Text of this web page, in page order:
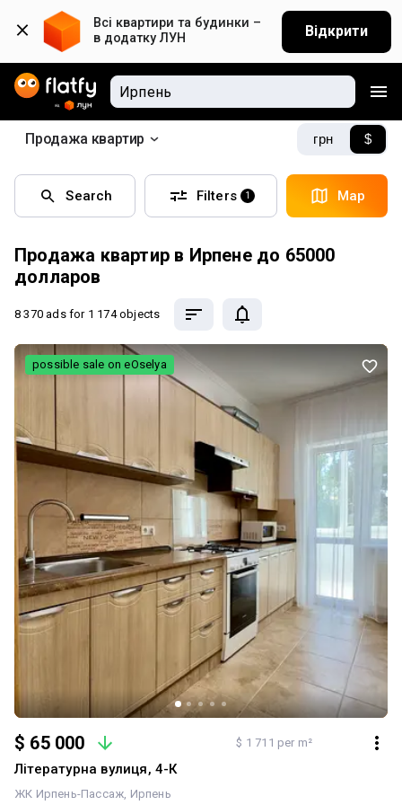
Всі квартири та будинки –
в додатку ЛУН
Відкрити
Продажа квартир грн $
Search Filters 1 Map
Продажа квартир в Ирпене до 65000
долларов
8 370 ads for 1 174 objects
$ 65 000 $ 1 711 per m²
Літературна вулиця, 4-К
ЖК Ирпень-Пассаж Ирпень
possible sale on eOselya